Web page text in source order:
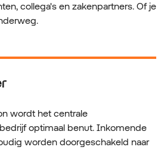
collega's en zakenpartners. Of je
wordt het centrale
optimaal benut. Inkomende
worden doorgeschakeld naar